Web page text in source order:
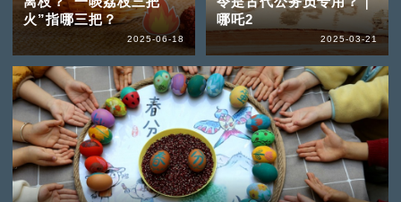
火”指哪三把？
2025-06-18
哪吒2
2025-03-21